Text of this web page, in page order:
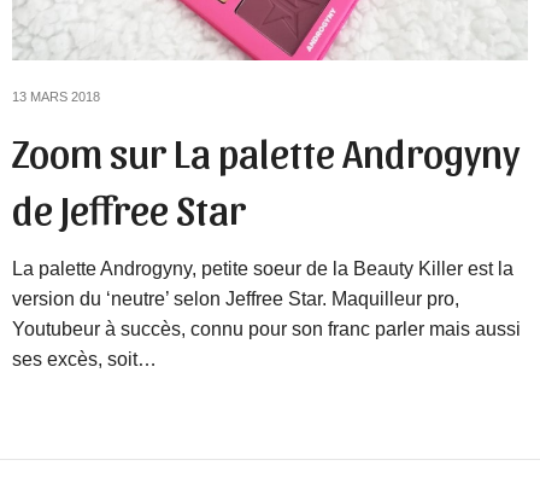
13 MARS 2018
Zoom sur La palette Androgyny
de Jeffree Star
La palette Androgyny, petite soeur de la Beauty Killer est la
version du ‘neutre’ selon Jeffree Star. Maquilleur pro,
Youtubeur à succès, connu pour son franc parler mais aussi
ses excès, soit…